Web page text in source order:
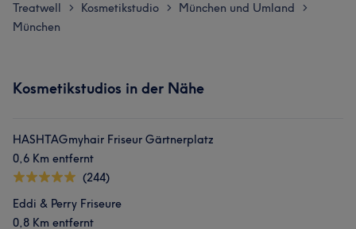
Treatwell > Kosmetikstudio > München und Umland >
München
Kosmetikstudios in der Nähe
HASHTAGmyhair Friseur Gärtnerplatz
0,6 Km entfernt
(244)
Eddi & Perry Friseure
0,8 Km entfernt